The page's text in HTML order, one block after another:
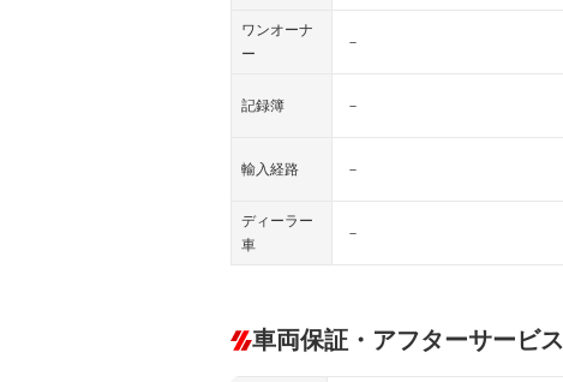
ワンオーナ
ー
－
記録簿 －
輸入経路 －
ディーラー
車
－
車両保証・アフターサービス